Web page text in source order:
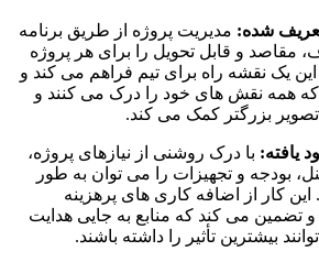
شده:مدیریت پروژه از طریق برنامه
و قابل تحویل را برای هر پروژه
نقشه راه برای تیم فراهم می کند و
نقش های خود را درک می کنند و
بزرگتر کمک می کند.
با درک روشنی از نیازهای پروژه،
و تجهیزات را می توان به طور
از اضافه کاری های پرهزینه
می کند که منابع به جایی هدایت
تأثیر را داشته باشند.